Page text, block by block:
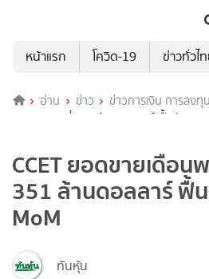
หน้าแรก
โควิด-19 ข่าวทั่วไ
อ่าน ข่าว ข่าวการเงิน การลงทุน
พฤษภาคม ที่ 351 ล้านดอลลาร์ ฟื้นตัว
CCET ยอดขายเดือ
351 ล้านดอลลาร์ ฟื้
MoM
ทันหุ้น